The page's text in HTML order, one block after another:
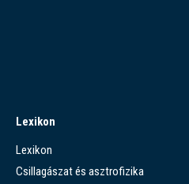
Lexikon
Lexikon
Csillagászat és asztrofizika